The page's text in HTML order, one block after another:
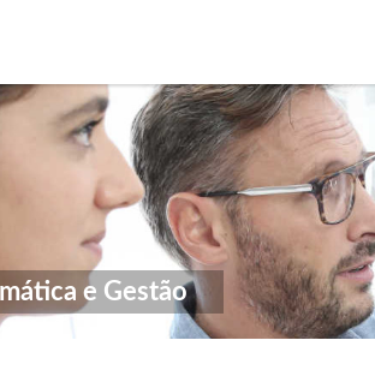
e Gestão